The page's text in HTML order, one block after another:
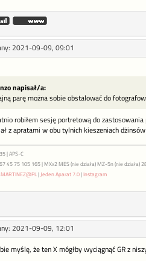
2021-09-09, 09:01
napisał/a:
parę można sobie obstalować do
robiłem sesję portretową do
z apratami w obu tylnich kieszeniach
| APS-C
45 75 105 165 | MXx2 MES (nie działa) MZ-5n (nie działa)
| Jeden Aparat 7.0|Instagram
2021-09-09, 12:01
myślę, że ten X mógłby wyciągnąć GR z